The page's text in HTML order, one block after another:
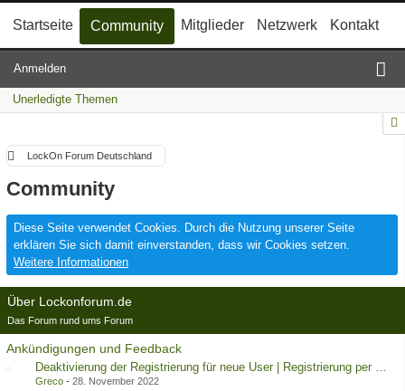
Startseite Community Mitglieder Netzwerk Kontakt
Anmelden
Unerledigte Themen
LockOn Forum Deutschland
Community
Diese Seite verwendet Cookies. Durch die Nutzung unserer Seite
erklären Sie sich damit einverstanden, dass wir Cookies setzen.
Weitere Informationen
Über Lockonforum.de
Das Forum rund ums Forum
Ankündigungen und Feedback
Deaktivierung der Registrierung für neue User | Registrierung per Kontaktformular
Greco - 28. November 2022